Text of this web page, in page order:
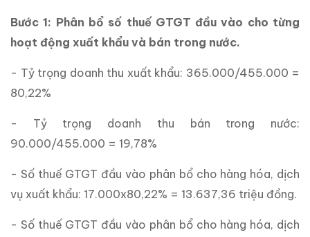
Bước 1: Phân bổ số thuế GTGT đầu vào cho từng
hoạt động xuất khẩu và bán trong nước.
- Tỷ trọng doanh thu xuất khẩu: 365.000/455.000 =
80,22%
- Tỷ trọng doanh thu bán trong nước:
90.000/455.000 = 19,78%
- Số thuế GTGT đầu vào phân bổ cho hàng hóa, dịch
vụ xuất khẩu: 17.000x80,22% = 13.637,36 triệu đồng.
- Số thuế GTGT đầu vào phân bổ cho hàng hóa, dịch